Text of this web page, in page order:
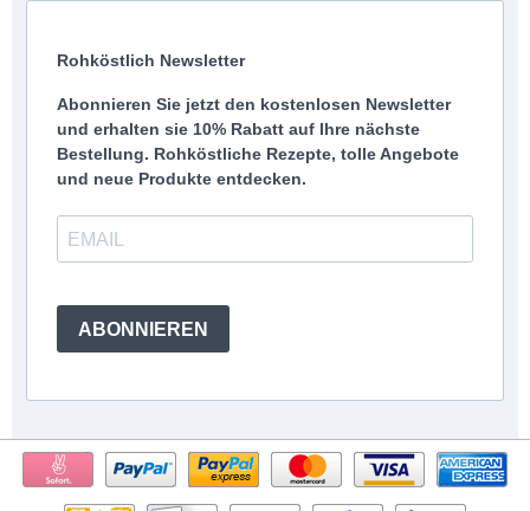
Rohköstlich Newsletter
Abonnieren Sie jetzt den kostenlosen Newsletter
und erhalten sie 10% Rabatt auf Ihre nächste
Bestellung. Rohköstliche Rezepte, tolle Angebote
und neue Produkte entdecken.
ABONNIEREN